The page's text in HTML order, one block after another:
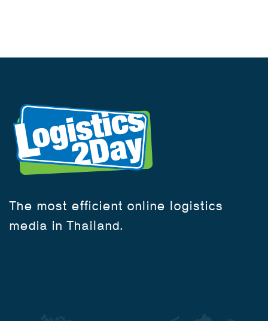
The most efficient online logistics
media in Thailand.